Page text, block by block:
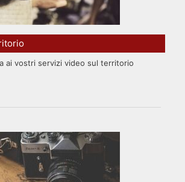
ai vostri servizi video sul territorio